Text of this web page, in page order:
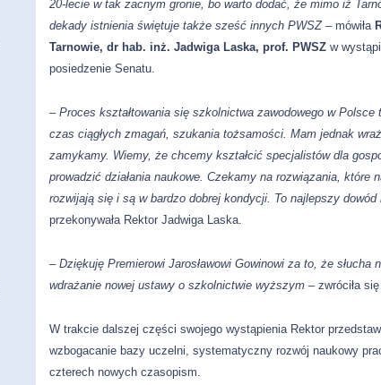
20-lecie w tak zacnym gronie, bo warto dodać, że mimo iż
dekady istnienia świętuje także sześć innych PWSZ–mówiła
Tarnowie, dr hab. inż. Jadwiga Laska, prof. PWSZ w
posiedzenie Senatu.
–Proces kształtowania się szkolnictwa zawodowego w Polsce
czas ciągłych zmagań, szukania tożsamości. Mam jednak
zamykamy. Wiemy, że chcemy kształcić specjalistów dla
prowadzić działania naukowe. Czekamy na rozwiązania,
rozwijają się i są w bardzo dobrej kondycji. To najlepszy
przekonywała Rektor Jadwiga Laska.
–Dziękuję Premierowi Jarosławowi Gowinowi za to, że
wdrażanie nowej ustawy o szkolnictwie wyższym –zwróciła
W trakcie dalszej części swojego wystąpienia Rektor
wzbogacanie bazy uczelni, systematyczny rozwój naukowy
czterech nowych czasopism.